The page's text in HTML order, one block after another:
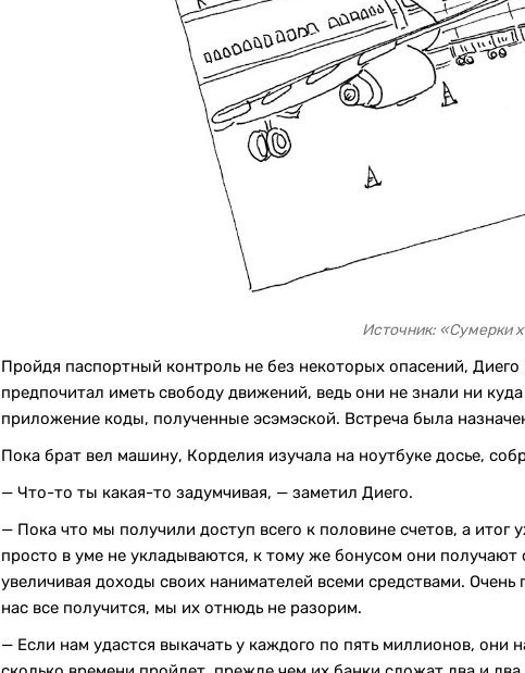
Источник: «Сумерки
Пройдя паспортный контроль не без некоторых опасений,
предпочитал иметь свободу движений, ведь они не знали ни
приложение коды, полученные эсэмэской. Встреча была
Пока брат вел машину, Корделия изучала на ноутбуке досье,
— Что-то ты какая-то задумчивая, — заметил Диего.
— Пока что мы получили доступ всего к половине счетов, а
просто в уме не укладываются, к тому же бонусом они
увеличивая доходы своих нанимателей всеми средствами.
нас все получится, мы их отнюдь не разорим.
— Если нам удастся выкачать у каждого по пять миллионов, они